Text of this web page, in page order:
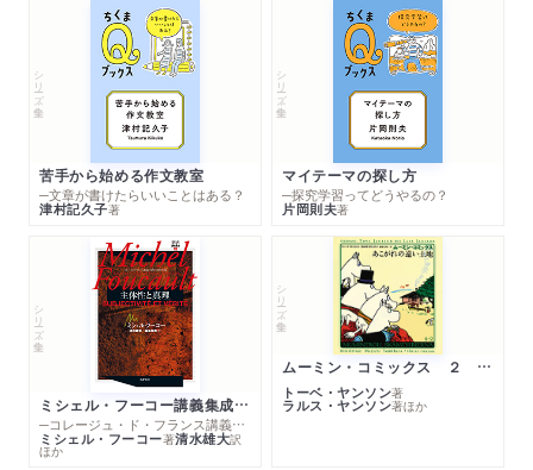
シリーズ・全集
苦手から始める作文教室
─文章が書けたらいいことはある？
津村記久子著
シリーズ・全集
マイテーマの探し方
─探究学習ってどうやるの？
片岡則夫著
シリーズ・全集
ミシェル・フーコー講義集成１０ 主体性と真理
─コレージュ・ド・フランス講義１９８０－１９８１年度
ミシェル・フーコー著清水雄大訳
ほか
シリーズ・全集
ムーミン・コミックス ２ あこがれの遠い土地
トーベ・ヤンソン著
ラルス・ヤンソン著ほか